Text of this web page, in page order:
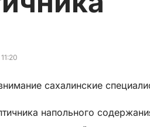
сахалинские
напольного